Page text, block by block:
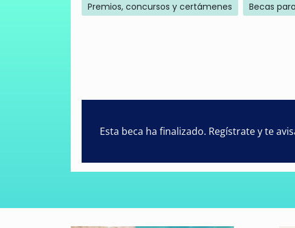
Premios, concursos y certámenes Becas
Esta beca ha finalizado. Regístrate y te